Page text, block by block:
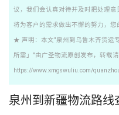
议，我们会认真对待并及时把处理意
将为客户的需求做出不懈的努力，
★ 声明：本文"泉州到乌鲁木齐货运
所需」"由广圣物流原创发布，转载请
https://www.xmgswuliu.com/
泉州到新疆物流路线